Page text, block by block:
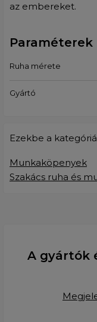
az embereket.
Paraméterek
Ruha mérete
Gyártó
Ezekbe a
Munkaköpenyek
Szakács ruha és
A gyártók